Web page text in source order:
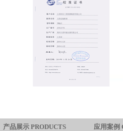
产品展示 PRODUCTS 应用案例